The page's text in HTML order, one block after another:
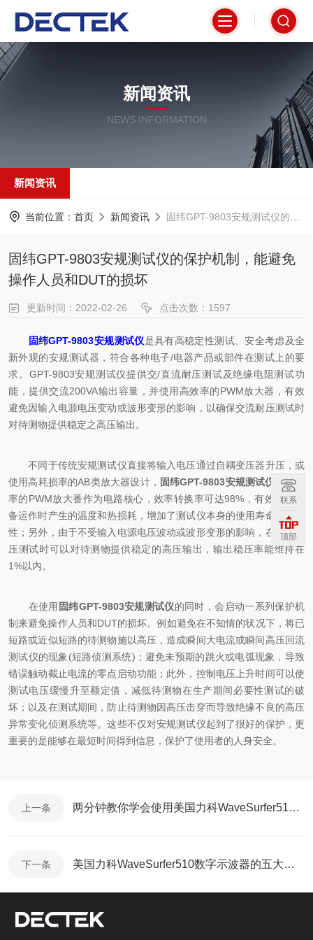
新闻资讯
NEWS INFORMATION
新闻资讯
当前位置： 首页 新闻资讯 固纬GPT-9803安规测试仪的保护机制，能避免操作人员和DUT的损坏
固纬GPT-9803安规测试仪的保护机制，能避免
操作人员和DUT的损坏
更新时间：2022-02-26 点击次数：1597
固纬GPT-9803安规测试仪是具有高稳定性测试、安全考虑及全
新外观的安规测试器，符合各种电子/电器产品或部件在测试上的要
求。GPT-9803安规测试仪提供交/直流耐压测试及绝缘电阻测试功
能，提供交流200VA输出容量，并使用高效率的PWM放大器，有效
避免因输入电源电压变动或波形变形的影响，以确保交流耐压测试时
对待测物提供稳定之高压输出。
不同于传统安规测试仪直接将输入电压通过自耦变压器升压，或
使用高耗损率的AB类放大器设计， 固纬GPT-9803安规测试仪
以高效
率的PWM放大番作为电路核心，效率转换率可达98%，有效降低设
备运作时产生的温度和热损耗，增加了测试仪本身的使用寿命和可靠
性；另外，由于不受输入电源电压波动或波形变形的影响，在交流耐
压测试时可以对待测物提供稳定的高压输出，输出稳压率能维持在
1%以内。
在使用 固纬GPT-9803安规测试仪的同时，会启动一系列保护机
制来避免操作人员和DUT的损坏。例如避免在不知情的状况下，将已
短路或近似短路的待测物施以高压，造成瞬间大电流或瞬间高压回流
测试仪的现象(短路侦测系统)；避免未预期的跳火或电弧现象，导致
错误触动截止电流的零点启动功能；此外，控制电压上升时间可以使
测试电压缓慢升至额定值，减低待测物在生产期间必要性测试的破
坏；以及在测试期间，防止待测物因高压击穿而导致绝缘不良的高压
异常变化侦测系统等。这些不仅对安规测试仪起到了很好的保护，更
重要的是能够在最短时间得到信息，保护了使用者的人身安全。
上一条 两分钟教你学会使用美国力科WaveSurfer510数字示波器
下一条 美国力科WaveSurfer510数字示波器的五大功能特点
联系
顶部